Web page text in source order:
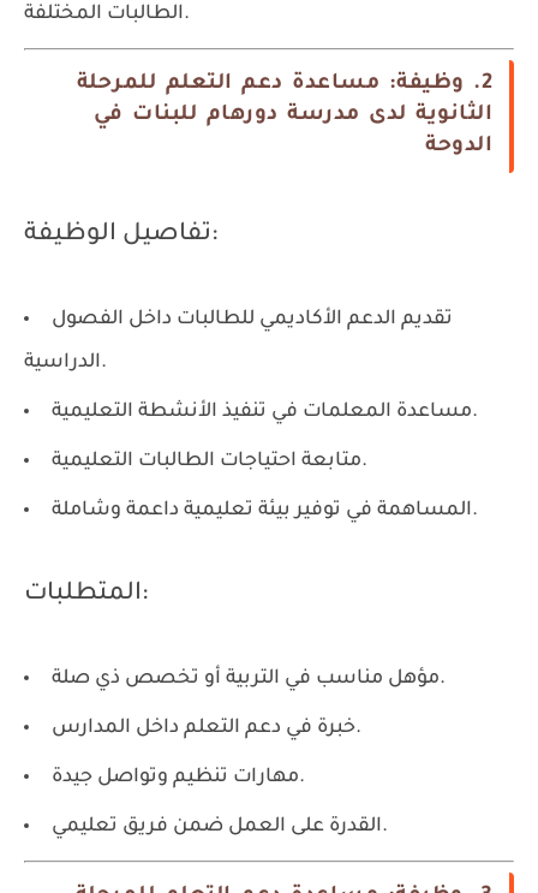
الطالبات المختلفة.
2. وظيفة: مساعدة دعم التعلم للمرحلة
الثانوية لدى مدرسة دورهام للبنات في
الدوحة
تفاصيل الوظيفة:
تقديم الدعم الأكاديمي للطالبات داخل الفصول
الدراسية.
مساعدة المعلمات في تنفيذ الأنشطة التعليمية.
متابعة احتياجات الطالبات التعليمية.
المساهمة في توفير بيئة تعليمية داعمة وشاملة.
المتطلبات:
مؤهل مناسب في التربية أو تخصص ذي صلة.
خبرة في دعم التعلم داخل المدارس.
مهارات تنظيم وتواصل جيدة.
القدرة على العمل ضمن فريق تعليمي.